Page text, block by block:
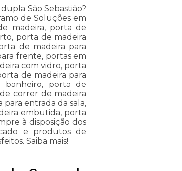
São Sebastião?
de Soluções em
madeira, porta de
porta de madeira
de madeira para
frente, portas em
com vidro, porta
de madeira para
banheiro, porta de
correr de madeira
entrada da sala,
embutida, porta
à disposição dos
e produtos de
Saiba mais!